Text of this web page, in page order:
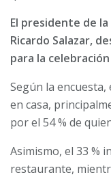
El presidente de
Ricardo Salazar,
para la
Según la
en casa,
por el 54 % de
Asimismo, el 33 %
restaurante,